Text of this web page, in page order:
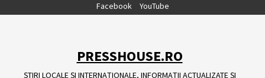
Facebook YouTube
PRESSHOUSE.RO
ȘTIRI LOCALE ȘI INTERNAȚIONALE, INFORMAȚII ACTUALIZATE ȘI